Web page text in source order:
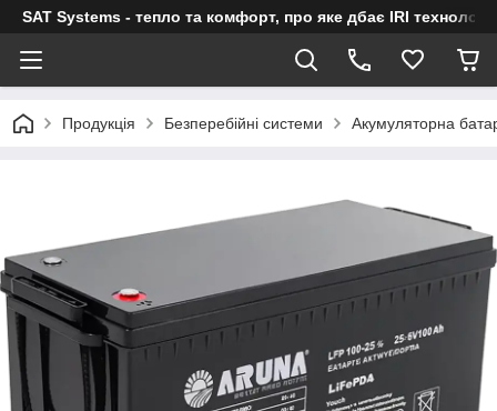
SAT Systems - тепло та комфорт, про яке дбає IRI технологія
Продукція Безперебійні системи Акумуляторна